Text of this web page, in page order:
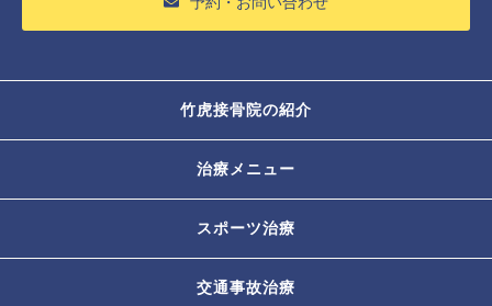
竹虎接骨院の紹介
治療メニュー
スポーツ治療
交通事故治療